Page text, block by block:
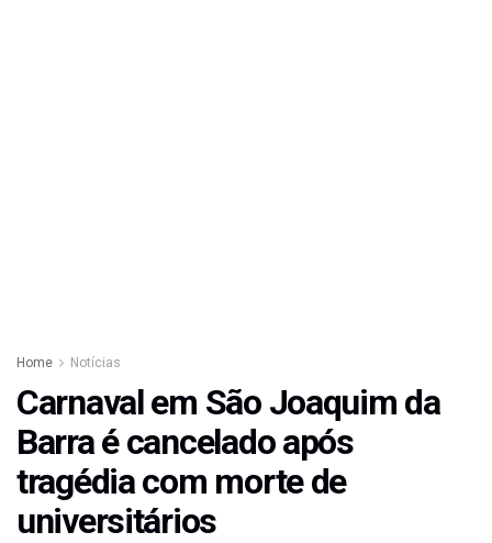
Home Notícias
Carnaval em São Joaquim da
Barra é cancelado após
tragédia com morte de
universitários